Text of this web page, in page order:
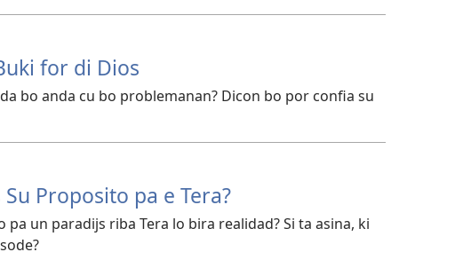
for di Dios
bo anda cu bo problemanan? Dicon bo por confia su
Su Proposito pa e Tera?
pa un paradijs riba Tera lo bira realidad? Si ta asina, ki